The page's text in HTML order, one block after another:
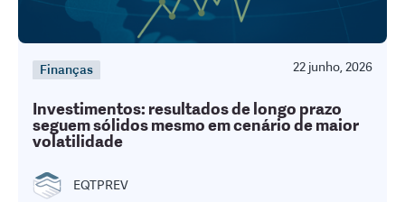
Finanças 22 junho, 2026
Investimentos: resultados de longo prazo
seguem sólidos mesmo em cenário de maior
volatilidade
EQTPREV